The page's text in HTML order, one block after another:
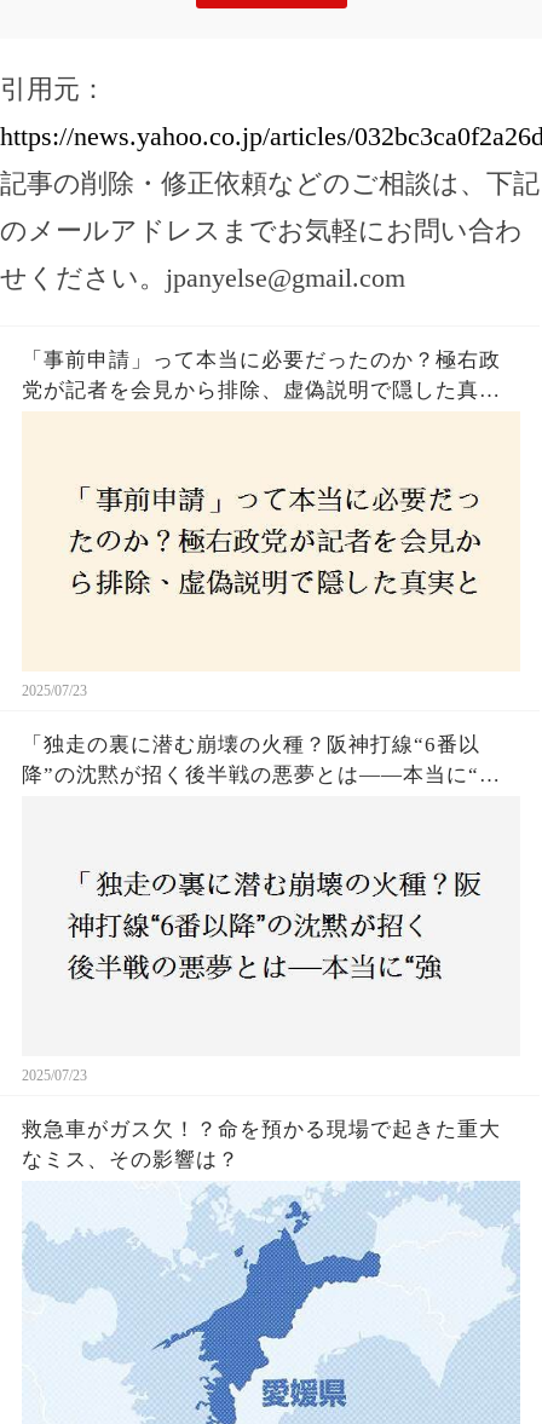
引用元：
https://news.yahoo.co.jp/articles/
記事の削除・修正依頼などのご相談は、下記
のメールアドレスまでお気軽にお問い合わ
せください。 jpanyelse@gmail.com
「事前申請」って本当に必要だったのか？極右政
党が記者を会見から排除、虚偽説明で隠した真実
2025/07/23
「独走の裏に潜む崩壊の火種？阪神打線“6番以
降”の沈黙が招く後半戦の悪夢とは——本当に“強
2025/07/23
救急車がガス欠！？命を預かる現場で起きた重大
なミス、その影響は？